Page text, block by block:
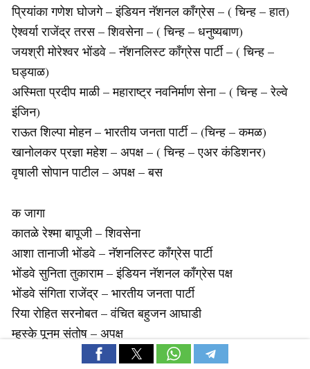
प्रियांका गणेश घोजगे – इंडियन नॅशनल काँग्रेस – ( चिन्ह – हात)
ऐश्वर्या राजेंद्र तरस – शिवसेना – ( चिन्ह – धनुष्यबाण)
जयश्री मोरेश्वर भोंडवे – नॅशनलिस्ट काँग्रेस पार्टी – ( चिन्ह –
घड्याळ)
अस्मिता प्रदीप माळी – महाराष्ट्र नवनिर्माण सेना – ( चिन्ह – रेल्वे
इंजिन)
राऊत शिल्पा मोहन – भारतीय जनता पार्टी – (चिन्ह – कमळ)
खानोलकर प्रज्ञा महेश – अपक्ष – ( चिन्ह – एअर कंडिशनर)
वृषाली सोपान पाटील – अपक्ष – बस
क जागा
कातळे रेश्मा बापूजी – शिवसेना
आशा तानाजी भोंडवे – नॅशनलिस्ट काँग्रेस पार्टी
भोंडवे सुनिता तुकाराम – इंडियन नॅशनल काँग्रेस पक्ष
भोंडवे संगिता राजेंद्र – भारतीय जनता पार्टी
रिया रोहित सरनोबत – वंचित बहुजन आघाडी
म्हस्के पूनम संतोष – अपक्ष